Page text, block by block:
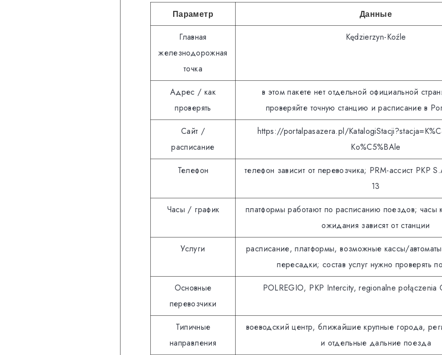
Параметр Данные
Главная
железнодорожная
точка
Kędzierzyn-Koźle
Адрес / как
проверять
в этом пакете нет отдельной официальной
проверяйте точную станцию и расписание в
Сайт /
расписание
https://portalpasazera.pl/
Ko%C5%BAle
Телефон
телефон зависит от перевозчика; PRM-ассист PKP
13
Часы / график
платформы работают по расписанию поездов; часы
ожидания зависят от станции
Услуги
расписание, платформы, возможные кассы/
пересадки; состав услуг нужно проверять
Основные
перевозчики
POLREGIO, PKP Intercity, regionalne połączenia
Типичные
направления
воеводский центр, ближайшие крупные города,
и отдельные дальние поезда